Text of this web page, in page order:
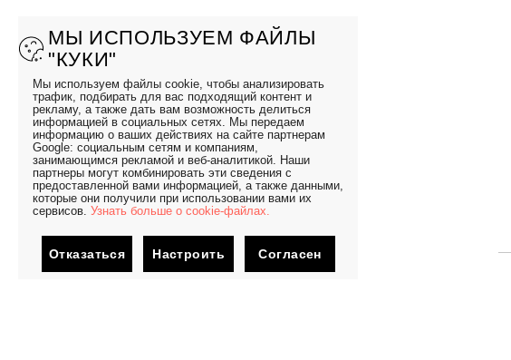
МЫ ИСПОЛЬЗУЕМ ФАЙЛЫ
"КУКИ"
Мы используем файлы cookie, чтобы анализировать
трафик, подбирать для вас подходящий контент и
рекламу, а также дать вам возможность делиться
информацией в социальных сетях. Мы передаем
информацию о ваших действиях на сайте партнерам
Google: социальным сетям и компаниям,
занимающимся рекламой и веб-аналитикой. Наши
партнеры могут комбинировать эти сведения с
предоставленной вами информацией, а также данными,
которые они получили при использовании вами их
сервисов. Узнать больше о cookie-файлах.
Отказаться Настроить Согласен